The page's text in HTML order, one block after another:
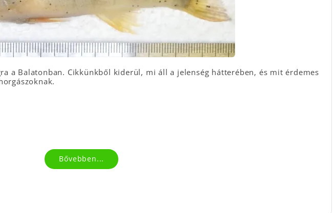
a Balatonban. Cikkünkből kiderül, mi áll a jelenség hátterében, és mit érdemes
Bővebben...